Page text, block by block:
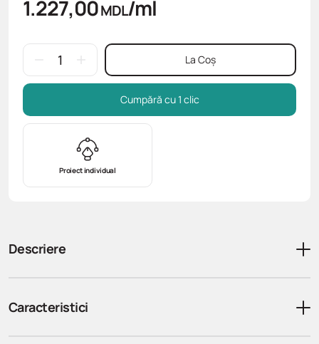
Proiect individual
1.227,00MDL/ml
La Coș
Cumpără cu 1 clic
Descriere
Caracteristici